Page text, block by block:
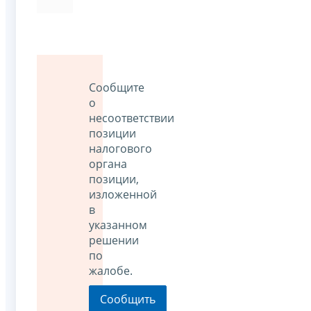
Сообщите
о
несоответствии
позиции
налогового
органа
позиции,
изложенной
в
указанном
решении
по
жалобе.